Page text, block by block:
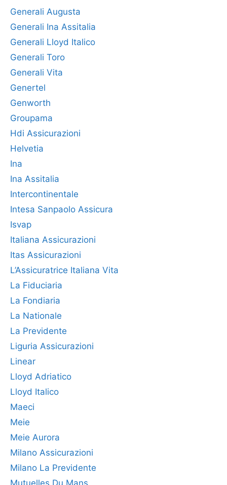
Generali Augusta
Generali Ina Assitalia
Generali Lloyd Italico
Generali Toro
Generali Vita
Genertel
Genworth
Groupama
Hdi Assicurazioni
Helvetia
Ina
Ina Assitalia
Intercontinentale
Intesa Sanpaolo Assicura
Isvap
Italiana Assicurazioni
Itas Assicurazioni
L’Assicuratrice Italiana Vita
La Fiduciaria
La Fondiaria
La Nationale
La Previdente
Liguria Assicurazioni
Linear
Lloyd Adriatico
Lloyd Italico
Maeci
Meie
Meie Aurora
Milano Assicurazioni
Milano La Previdente
Mutuelles Du Mans